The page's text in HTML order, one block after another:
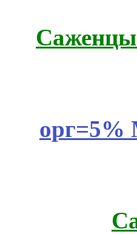
орг=5%